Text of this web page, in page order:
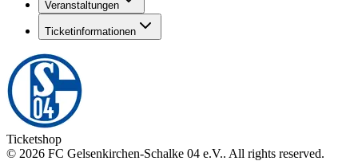
Veranstaltungen
Ticketinformationen
Ticketshop
© 2026 FC Gelsenkirchen-Schalke 04 e.V.. All rights reserved.